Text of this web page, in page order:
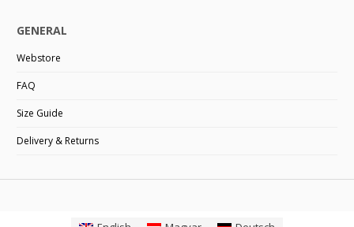
GENERAL
Webstore
FAQ
Size Guide
Delivery & Returns